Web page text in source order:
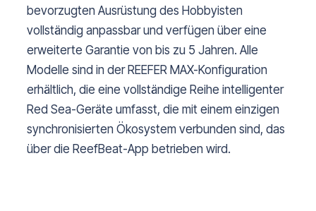
bevorzugten Ausrüstung des Hobbyisten
vollständig anpassbar und verfügen über eine
erweiterte Garantie von bis zu 5 Jahren. Alle
Modelle sind in der REEFER MAX-Konfiguration
erhältlich, die eine vollständige Reihe intelligenter
Red Sea-Geräte umfasst, die mit einem einzigen
synchronisierten Ökosystem verbunden sind, das
über die ReefBeat-App betrieben wird.